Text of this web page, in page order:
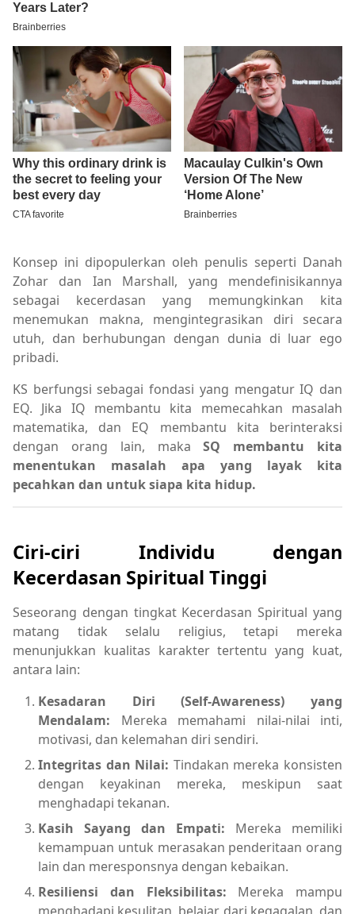
Konsep ini dipopulerkan oleh penulis seperti Danah
Zohar dan Ian Marshall, yang mendefinisikannya
sebagai kecerdasan yang memungkinkan kita
menemukan makna, mengintegrasikan diri secara
utuh, dan berhubungan dengan dunia di luar ego
pribadi.
KS berfungsi sebagai fondasi yang mengatur IQ dan
EQ. Jika IQ membantu kita memecahkan masalah
matematika, dan EQ membantu kita berinteraksi
dengan orang lain, makaSQ membantu kita
menentukan masalah apa yang layak kita
pecahkan dan untuk siapa kita hidup.
Ciri-ciri Individu dengan
Kecerdasan Spiritual Tinggi
Seseorang dengan tingkat Kecerdasan Spiritual yang
matang tidak selalu religius, tetapi mereka
menunjukkan kualitas karakter tertentu yang kuat,
antara lain:
Kesadaran Diri (Self-Awareness) yang
Mendalam: Mereka memahami nilai-nilai inti,
motivasi, dan kelemahan diri sendiri.
Integritas dan Nilai: Tindakan mereka konsisten
dengan keyakinan mereka, meskipun saat
menghadapi tekanan.
Kasih Sayang dan Empati: Mereka memiliki
kemampuan untuk merasakan penderitaan orang
lain dan meresponsnya dengan kebaikan.
Resiliensi dan Fleksibilitas: Mereka mampu